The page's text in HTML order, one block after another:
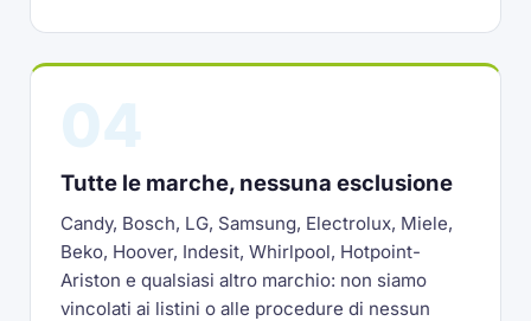
Tutte le marche, nessuna esclusione
Candy, Bosch, LG, Samsung, Electrolux, Miele,
Beko, Hoover, Indesit, Whirlpool, Hotpoint-
Ariston e qualsiasi altro marchio: non siamo
vincolati ai listini o alle procedure di nessun